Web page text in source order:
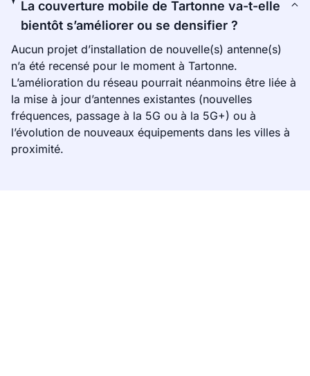
La couverture mobile de Tartonne va-t-elle
bientôt s’améliorer ou se densifier ?
Aucun projet d’installation de nouvelle(s) antenne(s)
n’a été recensé pour le moment à Tartonne.
L’amélioration du réseau pourrait néanmoins être liée à
la mise à jour d’antennes existantes (nouvelles
fréquences, passage à la 5G ou à la 5G+) ou à
l’évolution de nouveaux équipements dans les villes à
proximité.